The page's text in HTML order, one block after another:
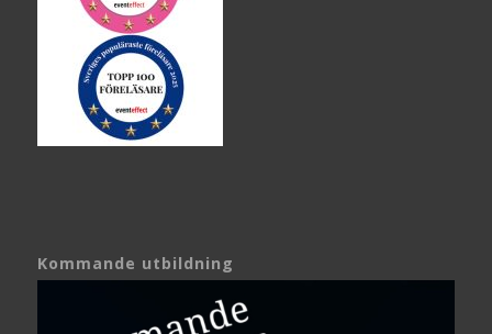
Kommande utbildning